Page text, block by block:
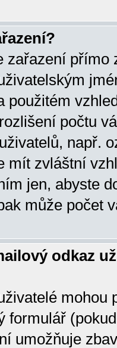
zařazení přímo
použitém
počtu
např.
mít zvláštní
jen, abyste
může počet
odkaz
mohou
formulář
umožňuje